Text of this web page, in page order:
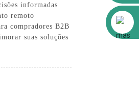
informadas
remoto
compradores B2B
suas soluções